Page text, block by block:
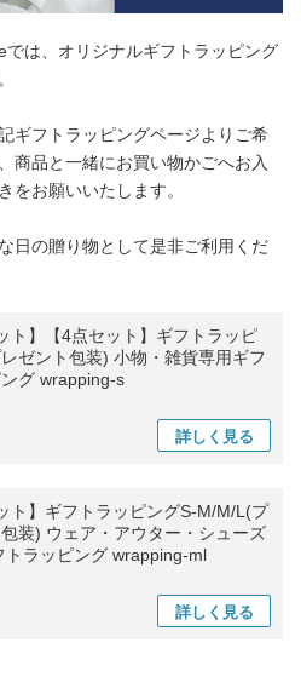
は、オリジナルギフトラッピング
ギフトラッピングページよりご希
商品と一緒にお買い物かごへお入
をお願いいたします。
日の贈り物として是非ご利用くだ
ト】【4点セット】ギフトラッピ
ゼント包装) 小物・雑貨専用ギフ
ング wrapping-s
詳しく 見る
ト】ギフトラッピングS-M/M/L(プ
装) ウェア・アウター・シューズ
トラッピング wrapping-ml
詳しく 見る